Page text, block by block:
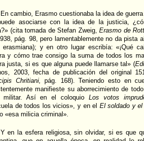
En cambio, Erasmo cuestionaba la idea de
asociarse con la idea de la justicia,
(cita tomada de Stefan Zweig,Erasmo de
pág. 98, pero lamentablemente no da pista
erasmiana); y en otro lugar escribía: «¡Qué
y cómo trae consigo la suma de todos los
justa, si es que alguna puede llamarse tal» (
2003, fecha de publicación del original
Chritiani, pág. 168). Teniendo esto en
manifieste su aborrecimiento de
militar. Así en el coloquio Los votos
de todos los vicios», y en el El soldado y
«esa milicia criminal».
Y en la esfera religiosa, sin olvidar, si es que